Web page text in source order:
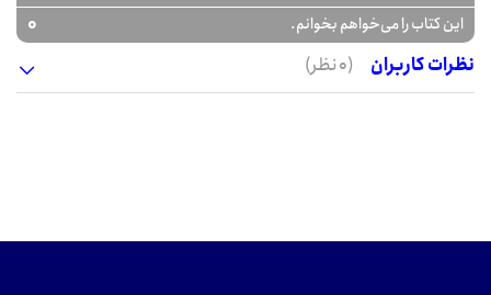
این کتاب را می‌خواهم بخوانم.
0
نظرات کاربران
(0 نظر)